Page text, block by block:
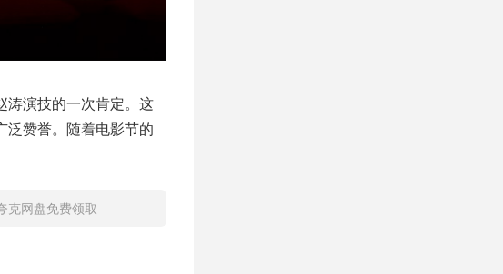
涛演技的一次肯定。这
泛赞誉。随着电影节的
克网盘免费领取